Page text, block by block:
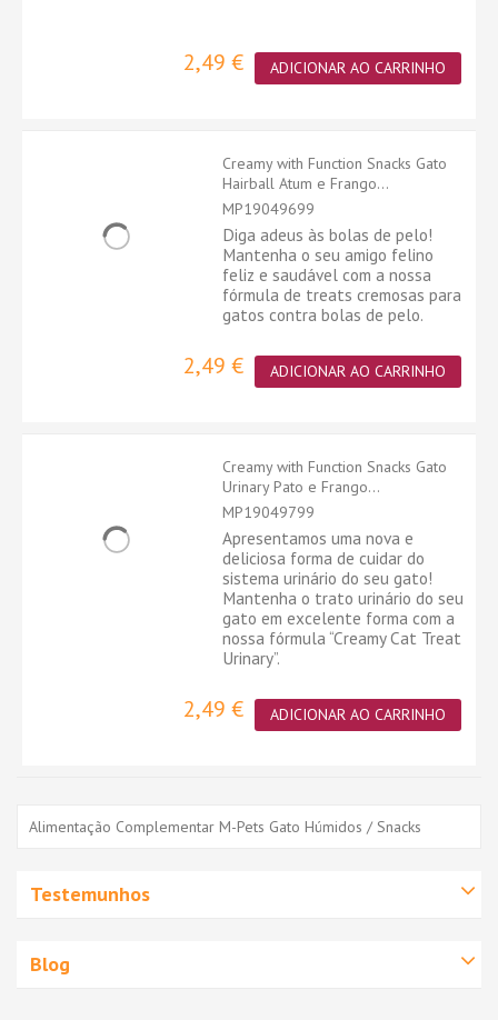
2,49 € ADICIONAR AO CARRINHO
Creamy with Function Snacks Gato
Hairball Atum e Frango...
MP19049699
Diga adeus às bolas de pelo!
Mantenha o seu amigo felino
feliz e saudável com a nossa
fórmula de treats cremosas para
gatos contra bolas de pelo.
2,49 € ADICIONAR AO CARRINHO
Creamy with Function Snacks Gato
Urinary Pato e Frango...
MP19049799
Apresentamos uma nova e
deliciosa forma de cuidar do
sistema urinário do seu gato!
Mantenha o trato urinário do seu
gato em excelente forma com a
nossa fórmula “Creamy Cat Treat
Urinary”.
2,49 € ADICIONAR AO CARRINHO
Alimentação Complementar M-Pets Gato Húmidos / Snacks
Testemunhos
Blog